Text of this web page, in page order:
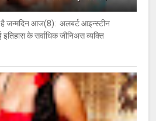
है जन्मदिन आज(8): अलबर्ट आइन्स्टीन
के सर्वाधिक जीनिअस व्यक्ति